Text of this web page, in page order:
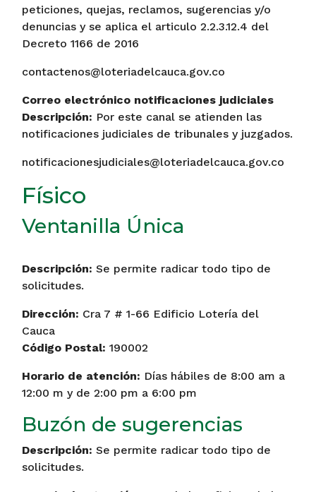
peticiones, quejas, reclamos, sugerencias y/o
denuncias y se aplica el articulo 2.2.3.12.4 del
Decreto 1166 de 2016
contactenos@loteriadelcauca.gov.co
Correo electrónico notificaciones judiciales
Descripción: Por este canal se atienden las
notificaciones judiciales de tribunales y juzgados.
notificacionesjudiciales@loteriadelcauca.gov.co
Físico
Ventanilla Única
Descripción: Se permite radicar todo tipo de
solicitudes.
Dirección: Cra 7 # 1-66 Edificio Lotería del
Cauca
Código Postal: 190002
Horario de atención: Días hábiles de 8:00 am a
12:00 m y de 2:00 pm a 6:00 pm
Buzón de sugerencias
Descripción: Se permite radicar todo tipo de
solicitudes.